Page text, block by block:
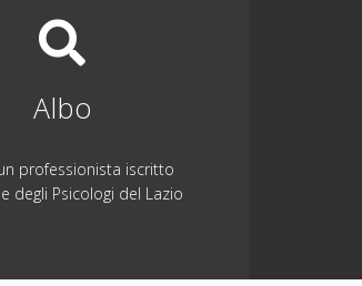
Albo
professionista iscritto
degli Psicologi del Lazio